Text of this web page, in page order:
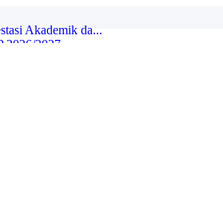
2026/2027...
2026/2027...
JALUR PRESTASI...
SELEKSI SESUAI PAGU SPMB J...
Akademik da...